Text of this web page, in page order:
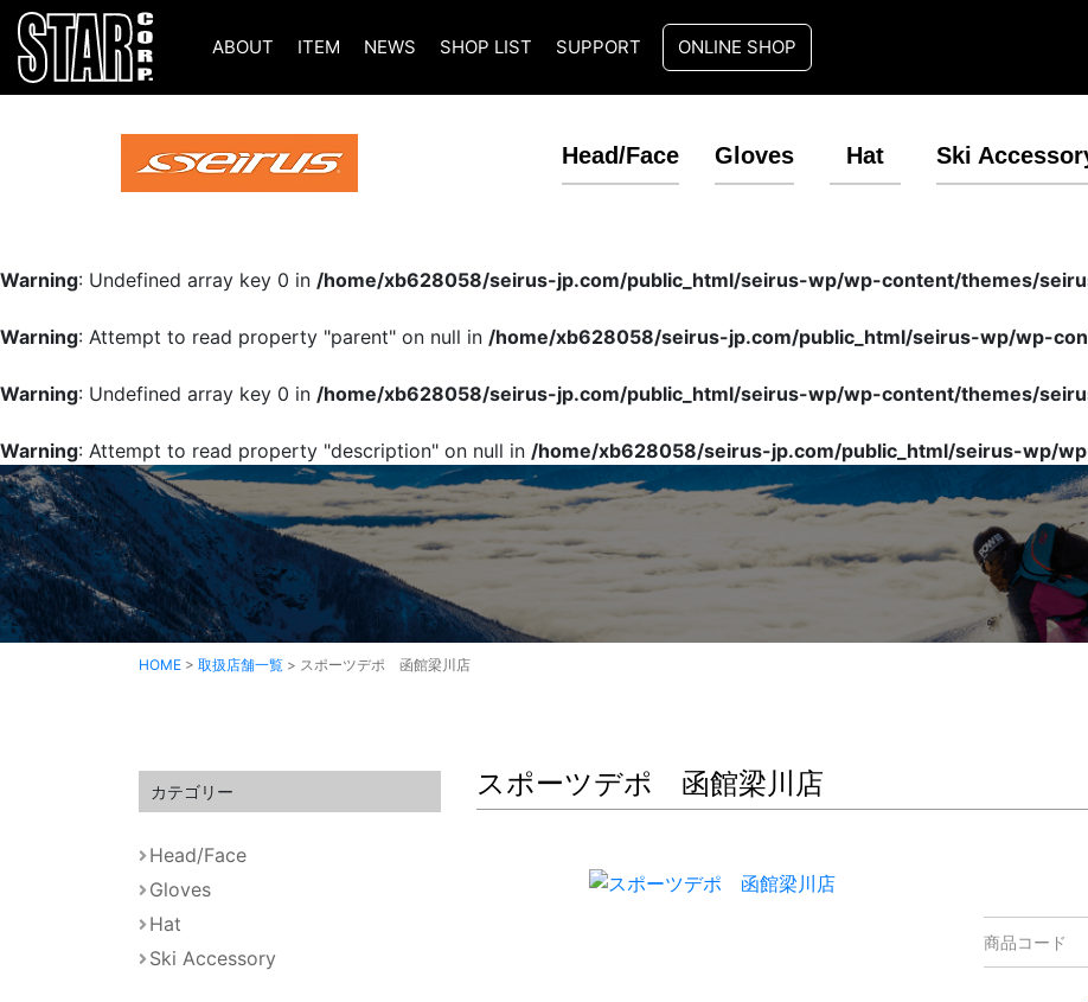
ABOUT ITEM NEWS SHOP LIST SUPPORT ONLINE SHOP
Head/Face Gloves Hat Ski
Warning: Undefined array key 0 in /home/xb628058/seirus-jp.com/public_html/seirus-wp/wp-content/themes/
Warning: Attempt to read property "parent" on null in /home/xb628058/seirus-jp.com/public_html/seirus-wp/wp-
Warning: Undefined array key 0 in /home/xb628058/seirus-jp.com/public_html/seirus-wp/wp-content/themes/
Warning: Attempt to read property "description" on null in /home/xb628058/seirus-jp.com/public_html/seirus-wp/
HOME > 取扱店舗一覧 > スポーツデポ 函館梁川店
スポーツデポ 函館梁川店
商品コード
カテゴリー
Head/Face
Gloves
Hat
Ski Accessory